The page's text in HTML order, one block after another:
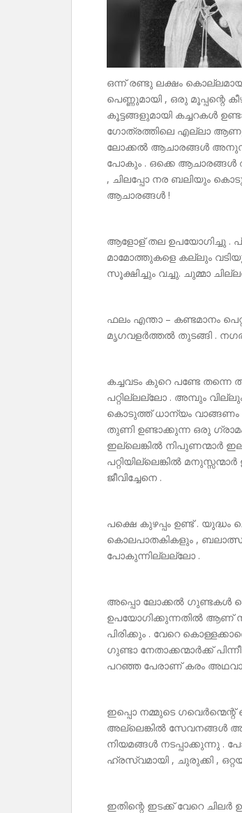
ഒന്ന് രണ്ടു ലക്ഷം
പെണ്ണുമായി , ഒരു മൂപ്പന്റെ
കൂട്ടങ്ങളുമായി കച്ചറകൾ
ഗോത്രത്തിലെ എല്ലാ
ലോക്കൽ ആചാരങ്ങൾ
പോകും . ഒക്കെ ആചാരങ്ങൾ
, ചിലപ്പോ നര ബലിയും
ആചാരങ്ങൾ !
ആളോള് തല ഉപയോഗിച്ചു .
മാമോത്തുകളെ കല്ലും
സൂക്ഷിച്ചും വച്ചു. ചുമ്മാ
ഫലം എന്താ – കണ്ടമാനം
മൃഗവളർത്തൽ തുടങ്ങി .
കച്ചവടം കുറെ പണ്ടേ
പറ്റില്ലല്ലോ . അമ്പും
കൊടുത്ത് ധാന്യം വാങ്ങണം .
തുണി ഉണ്ടാക്കുന്ന ഒരു
ഇല്ലെങ്കിൽ നിപുണന്മാർ
പറ്റിയില്ലെങ്കിൽ
ജീവിച്ചേനെ .
പക്ഷെ കുഴപ്പം ഉണ്ട് . യുദ്ധം
കൊലപാതകികളും ,
പോകുന്നില്ലല്ലോ .
അപ്പൊ ലോക്കൽ ഗുണ്ടകൾ
ഉപയോഗിക്കുന്നതിൽ ആണ്
പിരിക്കും . വേറെ
ഗുണ്ടാ നേതാക്കന്മാർക്ക്
പറഞ്ഞ പേരാണ് കരം
ഇപ്പൊ നമ്മുടെ
അല്ലെങ്കിൽ സേവനങ്ങൾ
നിയമങ്ങൾ നടപ്പാക്കുന്നു .
ഹ്രസ്വമായി , ചുരുക്കി ,
ഇതിന്റെ ഇടക്ക് വേറെ